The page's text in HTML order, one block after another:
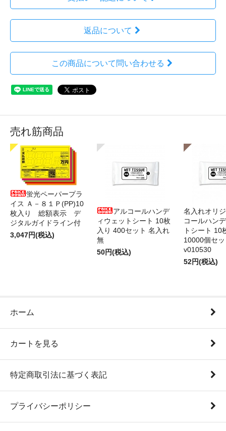
返品について
この商品について問い合わせる
売れ筋商品
蛍光ペーパープラ
イス Ａ－８１Ｐ(PP)10
枚入り 総額表示 デ
ジタルガイドライン付
3,047円(税込)
アルコールハンデ
ィウェットシート 10枚
入り 400セット 名入れ
無
50円(税込)
名入れオリ
コールハン
トシート 10
10000個セ
v010530
52円(税込)
ホーム
カートを見る
特定商取引法に基づく表記
プライバシーポリシー